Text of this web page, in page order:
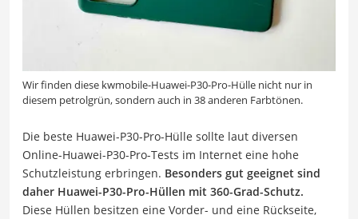
Wir finden diese kwmobile-Huawei-P30-Pro-Hülle nicht nur in
diesem petrolgrün, sondern auch in 38 anderen Farbtönen.
Die beste Huawei-P30-Pro-Hülle sollte laut diversen
Online-Huawei-P30-Pro-Tests im Internet eine hohe
Schutzleistung erbringen. Besonders gut geeignet sind
daher Huawei-P30-Pro-Hüllen mit 360-Grad-Schutz.
Diese Hüllen besitzen eine Vorder- und eine Rückseite,